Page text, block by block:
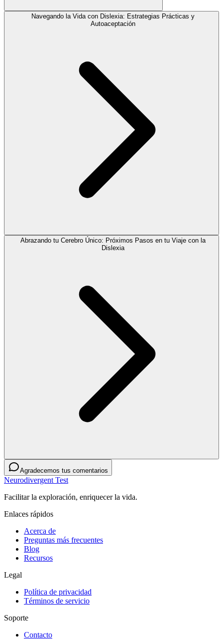
Navegando la Vida con Dislexia: Estrategias Prácticas y
Autoaceptación
Abrazando tu Cerebro Único: Próximos Pasos en tu Viaje con la
Dislexia
Agradecemos tus comentarios
Neurodivergent Test
Facilitar la exploración, enriquecer la vida.
Enlaces rápidos
Acerca de
Preguntas más frecuentes
Blog
Recursos
Legal
Política de privacidad
Términos de servicio
Soporte
Contacto